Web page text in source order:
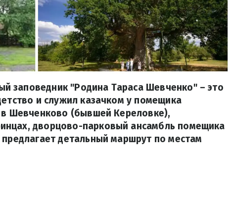
заповедник "Родина Тараса Шевченко" – это
и служил казачком у помещика
в Шевченково (бывшей Кереловке),
дворцово-парковый ансамбль помещика
детальный маршрут по местам